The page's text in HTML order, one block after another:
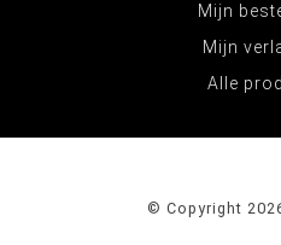
Mijn
Mijn
Alle
© Copyright